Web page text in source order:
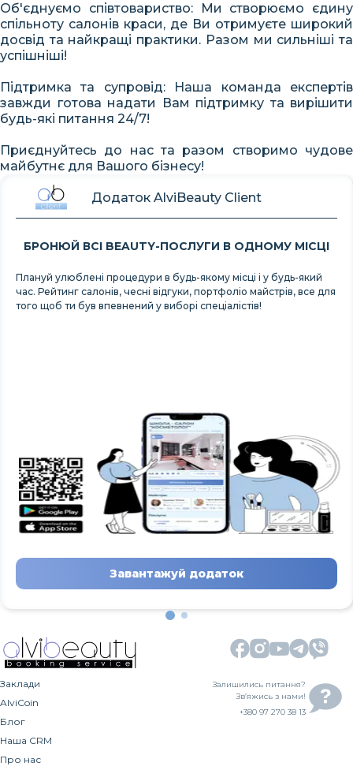
Об'єднуємо співтовариство: Ми створюємо єдину
спільноту салонів краси, де Ви отримуєте широкий
досвід та найкращі практики. Разом ми сильніші та
успішніші!
Підтримка та супровід: Наша команда експертів
завжди готова надати Вам підтримку та вирішити
будь-які питання 24/7!
Приєднуйтесь до нас та разом створимо чудове
майбутнє для Вашого бізнесу!
Додаток AlviBeauty Client
БРОНЮЙ ВСІ BEAUTY-ПОСЛУГИ В ОДНОМУ МІСЦІ
Плануй улюблені процедури в будь-якому місці і у будь-який
час. Рейтинг салонів, чесні відгуки, портфоліо майстрів, все для
того щоб ти був впевнений у виборі спеціалістів!
Завантажуй додаток
Заклади
AlviCoin
Блог
Наша CRM
Про нас
Залишились питання?
Зв’яжись з нами!
+380 97 270 38 13